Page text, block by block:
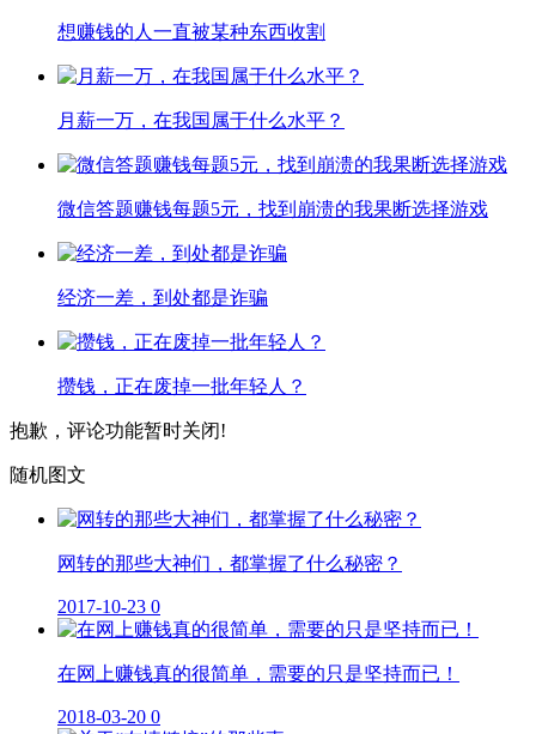
想赚钱的人一直被某种东西收割
月薪一万，在我国属于什么水平？
微信答题赚钱每题5元，找到崩溃的我果断选择游戏
经济一差，到处都是诈骗
攒钱，正在废掉一批年轻人？
抱歉，评论功能暂时关闭!
随机图文
网转的那些大神们，都掌握了什么秘密？
2017-10-23 0
在网上赚钱真的很简单，需要的只是坚持而已！
2018-03-20 0